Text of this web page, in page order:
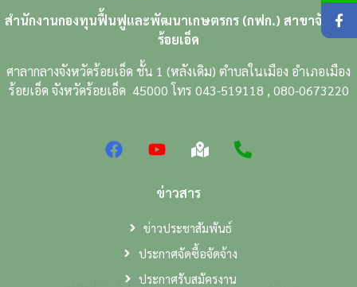
สำนักงานกองทุนฟื้นฟูและพัฒนาเกษตรกร (กฟก.) สาขาจังหวัด
ร้อยเอ็ด
ศาลากลางจังหวัดร้อยเอ็ด ชั้น 1 (หลังเดิม) ตำบลในเมือง อำเภอเมือง
ร้อยเอ็ด จังหวัดร้อยเอ็ด 45000 โทร 043-519118 , 080-0673220
ข่าวสาร
ข่าวประชาสัมพันธ์
ประกาศจัดซื้อจัดจ้าง
ประกาศรับสมัครงาน